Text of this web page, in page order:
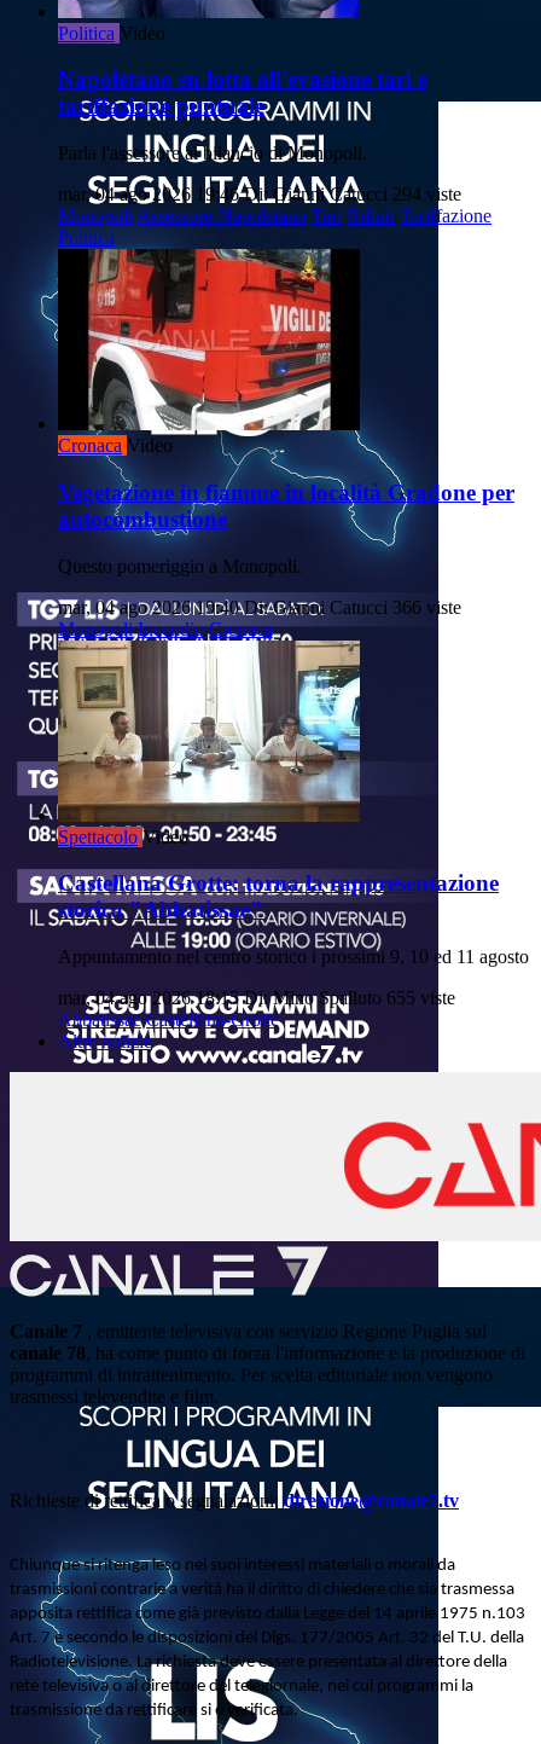
Politica Video
Napoletano su lotta all'evasione tari e
tariffazione puntuale
Parla l'assessore al bilancio di Monopoli.
mar, 04 ago 2026 19:46 Di: Gianni Catucci 294 viste
Monopoli Assessore-Napoletano Tari Rifiuti Tariffazione
Politica
Cronaca Video
Vegetazione in fiamme in località Gradone per
autocombustione
Questo pomeriggio a Monopoli.
mar, 04 ago 2026 19:40 Di: Gianni Catucci 366 viste
Monopoli Incendio Cronaca
Spettacolo Video
Castellana Grotte: torna la rappresentazione
storica "Abbatissae"
Appuntamento nel centro storico i prossimi 9, 10 ed 11 agosto
mar, 04 ago 2026 18:15 Di: Mino Spalluto 655 viste
Abbatissae Castellana-Grotte
Altre notizie
Canale 7 , emittente televisiva con servizio Regione Puglia sul
canale 78, ha come punto di forza l'informazione e la produzione di
programmi di intrattenimento. Per scelta editoriale non vengono
trasmessi televendite e film.
Richieste di rettifica o segnalazioni: direzione@canale7.tv
Chiunque si ritenga leso nei suoi interessi materiali o morali da
trasmissioni contrarie a verità ha il diritto di chiedere che sia trasmessa
apposita rettifica come già previsto dalla Legge del 14 aprile 1975 n.103
Art. 7 e secondo le disposizioni del Dlgs. 177/2005 Art. 32 del T.U. della
Radiotelevisione. La richiesta deve essere presentata al direttore della
rete televisiva o al direttore del telegiornale, nei cui programmi la
trasmissione da rettificare si è verificata.